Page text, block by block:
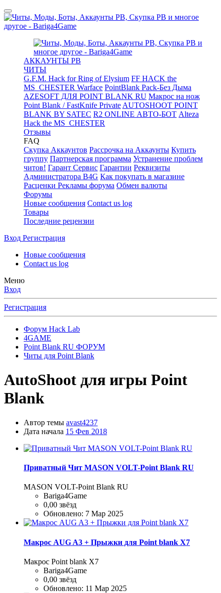
АККАУНТЫ PB
ЧИТЫ
G.F.M. Hack for Ring of Elysium FF HACK the
MS_CHESTER Warface PointBlank Pack-Без Дыма
AZESOFT ДЛЯ POINT BLANK RU Макрос на нож
Point Blank / FastKnife Private AUTOSHOOT POINT
BLANK BY SATEC R2 ONLINE АВТО-БОТ Alteza
Hack the MS_CHESTER
Отзывы
FAQ
Скупка Аккаунтов Рассрочка на Аккаунты Купить
группу Партнерская программа Устранение проблем
читов! Гарант Сервис Гарантии Реквизиты
Администратора B4G Как покупать в магазине
Расценки Рекламы форума Обмен валюты
Форумы
Новые сообщения Contact us log
Товары
Последние рецензии
Вход Регистрация
Новые сообщения
Contact us log
Меню
Вход
Регистрация
Форум Hack Lab
4GAME
Point Blank RU ФОРУМ
Читы для Point Blank
AutoShoot для игры Point
Blank
Автор темы avast4237
Дата начала 15 Фев 2018
Приватный Чит MASON VOLT-Point Blank RU
MASON VOLT-Point Blank RU
Bariga4Game
0,00 звёзд
Обновлено: 7 Мар 2025
Макрос AUG A3 + Прыжки для Point blank Х7
Макрос Point blank Х7
Bariga4Game
0,00 звёзд
Обновлено: 11 Мар 2025